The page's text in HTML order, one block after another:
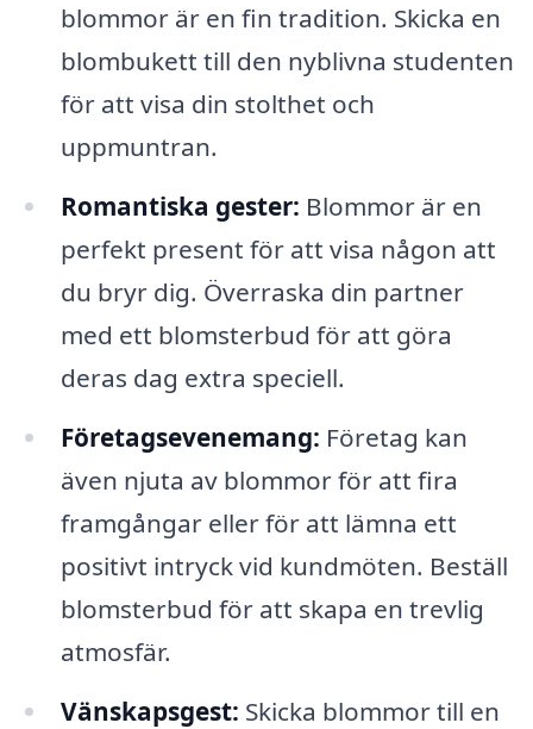
blommor är en fin tradition. Skicka en
blombukett till den nyblivna studenten
för att visa din stolthet och
uppmuntran.
Romantiska gester: Blommor är en
perfekt present för att visa någon att
du bryr dig. Överraska din partner
med ett blomsterbud för att göra
deras dag extra speciell.
Företagsevenemang: Företag kan
även njuta av blommor för att fira
framgångar eller för att lämna ett
positivt intryck vid kundmöten. Beställ
blomsterbud för att skapa en trevlig
atmosfär.
Vänskapsgest: Skicka blommor till en